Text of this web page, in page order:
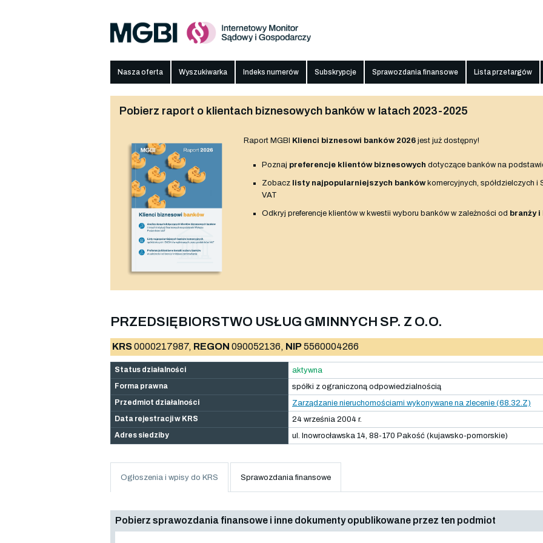
Nasza oferta Wyszukiwarka Indeks numerów Subskrypcje Sprawozdania finansowe Lista przetargów
Pobierz raport o klientach biznesowych banków w latach 2023-2025
Raport MGBI Klienci biznesowi banków 2026 jest już dostępny!
Poznaj preferencje klientów biznesowych dotyczące banków na
Zobacz listy najpopularniejszych bankówkomercyjnych, spółdzielczych i
VAT
Odkryj preferencje klientów w kwestii wyboru banków w zależności od branży
PRZEDSIĘBIORSTWO USŁUG GMINNYCH SP. Z O.O.
KRS0000217987, REGON 090052136, NIP5560004266
Status działalności
aktywna
Forma prawna
spółki z ograniczoną odpowiedzialnością
Przedmiot działalności
Zarządzanie nieruchomościami wykonywane na zlecenie (68.32.Z)
Data rejestracji w KRS
24 września 2004 r.
Adres siedziby
ul. Inowrocławska 14, 88-170 Pakość (kujawsko-pomorskie)
Ogłoszenia i wpisy do KRS Sprawozdania finansowe
Pobierz sprawozdania finansowe i inne dokumenty opublikowane przez ten podmiot